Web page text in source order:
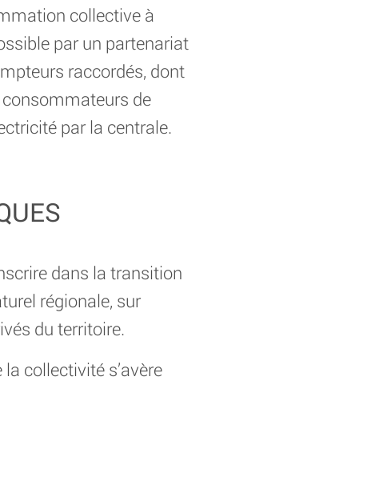
collective à
par un partenariat
raccordés, dont
consommateurs de
par la centrale.
dans la transition
régionale, sur
du territoire.
collectivité s’avère